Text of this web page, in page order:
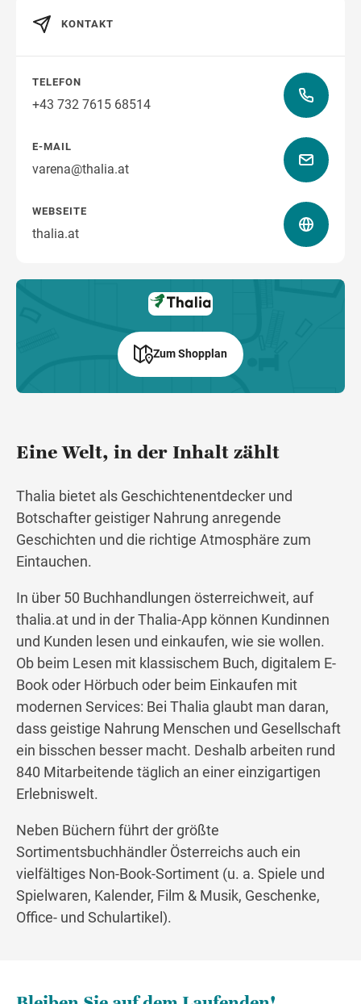
Eine Welt, in der Inhalt zählt
Thalia bietet als Geschichtenentdecker und
Botschafter geistiger Nahrung anregende
Geschichten und die richtige Atmosphäre zum
Eintauchen.
In über 50 Buchhandlungen österreichweit, auf
thalia.at und in der Thalia-App können Kundinnen
und Kunden lesen und einkaufen, wie sie wollen.
Ob beim Lesen mit klassischem Buch, digitalem E-
Book oder Hörbuch oder beim Einkaufen mit
modernen Services: Bei Thalia glaubt man daran,
dass geistige Nahrung Menschen und Gesellschaft
ein bisschen besser macht. Deshalb arbeiten rund
840 Mitarbeitende täglich an einer einzigartigen
Erlebniswelt.
Neben Büchern führt der größte
Sortimentsbuchhändler Österreichs auch ein
vielfältiges Non-Book-Sortiment (u. a. Spiele und
Spielwaren, Kalender, Film & Musik, Geschenke,
Office- und Schulartikel).
KONTAKT
TELEFON
+43 732 7615 68514
E-MAIL
varena@thalia.at
WEBSEITE
thalia.at
Zum Shopplan